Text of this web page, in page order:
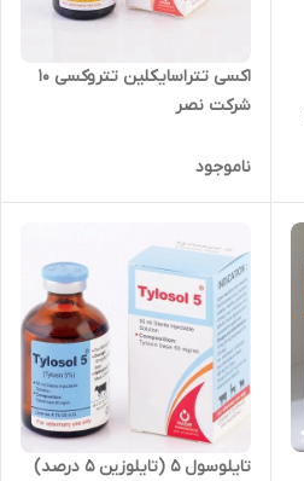
اکسی تتراسایکلین تتروکسی 10
شرکت نصر
ناموجود
تایلوسول 5 (تایلوزین 5 درصد)